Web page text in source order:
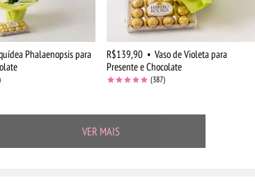
Phalaenopsis para
R$139,90 • Vaso de Violeta para
Presente e Chocolate
(387)
VER MAIS